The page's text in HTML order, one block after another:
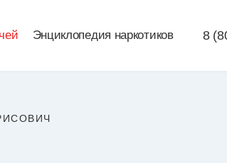
Энциклопедия наркотиков 8